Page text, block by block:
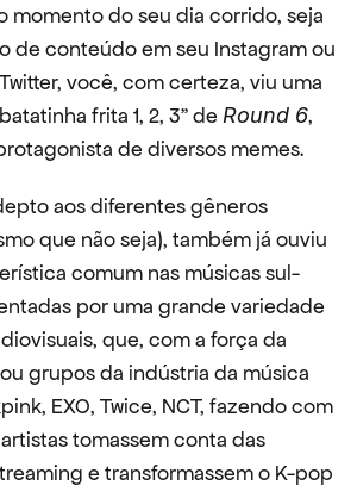
momento do seu dia corrido, seja
de conteúdo em seu Instagram ou
você, com certeza, viu uma
frita 1, 2, 3” de Round 6,
de diversos memes.
aos diferentes gêneros
que não seja), também já ouviu
comum nas músicas sul-
por uma grande variedade
que, com a força da
grupos da indústria da música
EXO, Twice, NCT, fazendo com
tomassem conta das
e transformassem o K-pop